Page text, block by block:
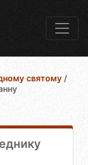
святому /